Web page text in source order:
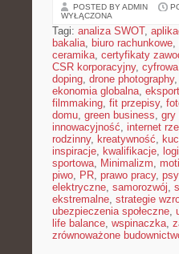
POSTED BY ADMIN
WYŁĄCZONA
Tagi: analiza SWOT,
bakalia, biuro rachunkowe,
ceramika, certyfikaty
CSR korporacyjny,
doping, drone photography,
ekonomia globalna, eksport
filmmaking, fit przepisy,
domu, green business, gry
innowacyjność, internet
rodzinny, kreatywność,
inspiracje, kwalifikacje,
sportowa, Minimalizm,
piwo, PR, prawo pracy,
elektryczne, samorozwój,
ekstremalne, strategie
ubezpieczenia społeczne,
life balance, wspinaczka,
zrównoważone